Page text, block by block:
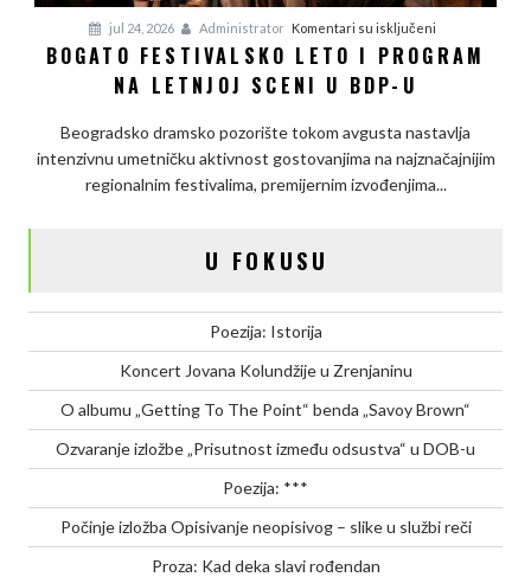
jul 24, 2026 Administrator Komentari su isključenina
Bogato
i
program
na
u
BOGATO FESTIVALSKO LETO I PROGRAM
NA LETNJOJ SCENI U BDP-U
Beogradsko dramsko pozorište tokom avgusta nastavlja
intenzivnu umetničku aktivnost gostovanjima na najznačajnijim
regionalnim festivalima, premijernim izvođenjima...
U FOKUSU
Poezija: Istorija
Koncert Jovana Kolundžije u Zrenjaninu
O albumu „Getting To The Point“ benda „Savoy Brown“
Ozvaranje izložbe „Prisutnost između odsustva“ u DOB-u
Poezija: ***
Počinje izložba Opisivanje neopisivog – slike u službi reči
Proza: Kad deka slavi rođendan